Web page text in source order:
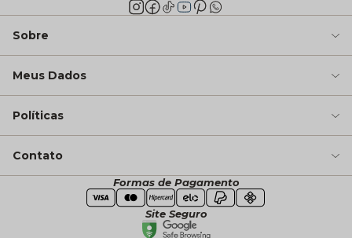
Sobre
Meus Dados
Políticas
Contato
Formas de Pagamento
Site Seguro